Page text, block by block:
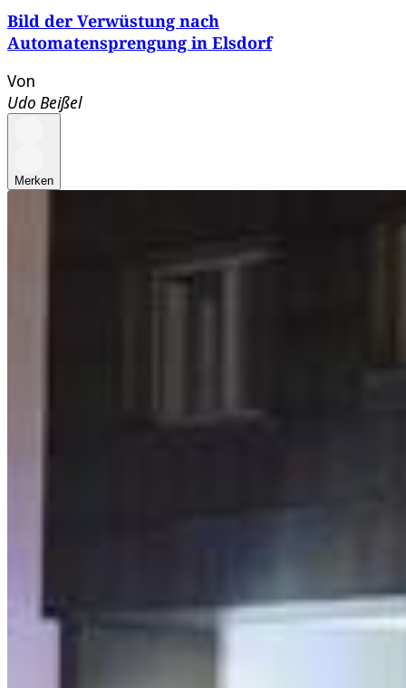
Bild der Verwüstung nach
Automatensprengung in Elsdorf
Von
Udo Beißel
Merken